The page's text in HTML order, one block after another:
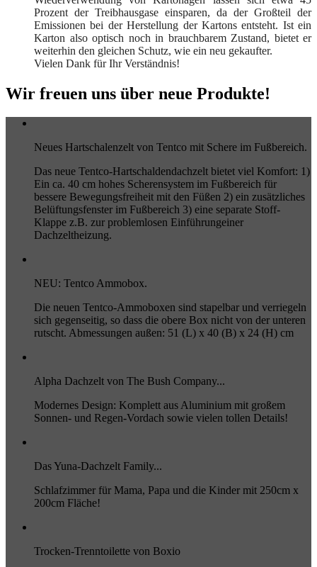
Prozent der Treibhausgase einsparen, da der Großteil der
Emissionen bei der Herstellung der Kartons entsteht. Ist ein
Karton also optisch noch in brauchbarem Zustand, bietet er
weiterhin den gleichen Schutz, wie ein neu gekaufter.
Vielen Dank für Ihr Verständnis!
Wir freuen uns über neue Produkte!
Neues Hartschalenzelt von Tentco mit Schere im Fußbereich.
Das neue Tentco-Hartschaldendachzelt bietet viel Komfort: 1)
Ein ca. 40 cm hohes Scherensystem im Fußbereich für
bessere Bewegungsfreiheit mit den Füßen 2) ein zusätzliches
Belüftungsfenster im Fußbereich 3) eine separate Stoff-
Klappe z.B. zur problemlosen Einführungeiner
Dachzeltheizung.
NEU: Tentco Ammobox.
Die neuen Tentco-Ammoboxen sind stapelbar und verriegeln
sich gegenseitig, so dass die obere Box nicht von der unteren
rutscht. Abmessungen außen: 51 (L) x 40 (B) x 24 (H) cm
Alpha Dachzelt von The Bush Company...
Modernes Design: Komplett aus Aluminium mit großem
Sonnen- und Regen-Vordach sowie vielen tollen Details!
Das Yuna-Dachzelt Family...
Schlafzimmer für Mama, Papa und die Kinder mit 250cm x
200cm Fläche!
Trocken-Trenntoilette von Boxio